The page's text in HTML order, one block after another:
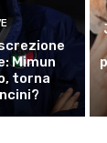
Mimun
torna